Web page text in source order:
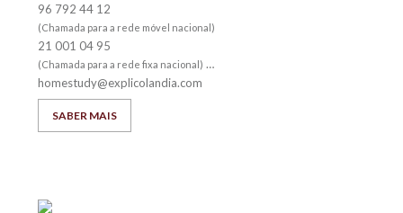
96 792 44 12
(Chamada para a rede móvel nacional)
21 001 04 95
(Chamada para a rede fixa nacional)
homestudy@explicolandia.com
SABER MAIS